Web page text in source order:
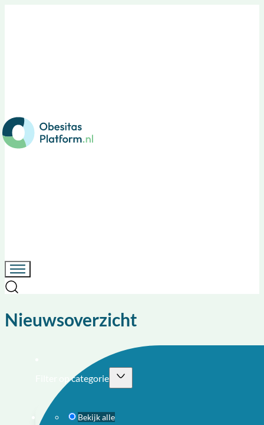
Nieuwsoverzicht
Filter op categorie
Bekijk alle